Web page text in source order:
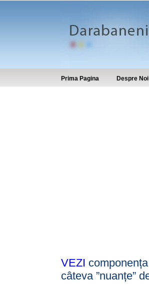
Prima Pagina Despre Noi
VEZI
câteva ”nuanțe”